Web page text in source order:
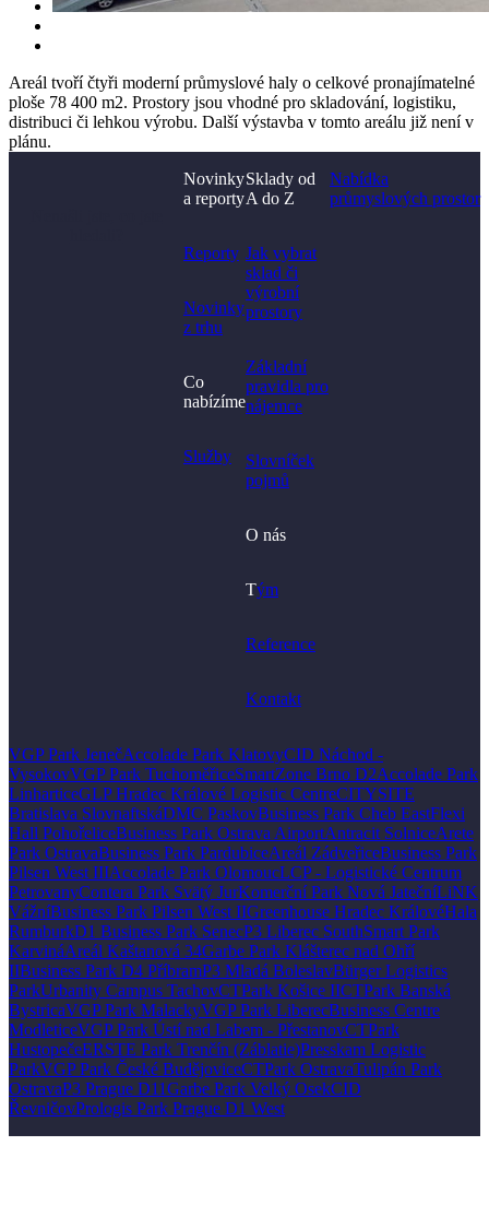
Areál tvoří čtyři moderní průmyslové haly o celkové pronajímatelné
ploše 78 400 m2. Prostory jsou vhodné pro skladování, logistiku,
distribuci či lehkou výrobu. Další výstavba v tomto areálu již není v
plánu.
Novinky
a reporty
Reporty
Novinky
z trhu
Co
nabízíme
Služby
Sklady od
A do Z
Jak vybrat
sklad či
výrobní
prostory​
Základní
pravidla pro
nájemce
Slovníček
pojmů
O nás
Tým
Reference
Kontakt
Nabídka
průmyslových prostor
VGP Park JenečAccolade Park KlatovyCID Náchod -
VysokovVGP Park TuchoměřiceSmartZone Brno D2Accolade Park
LinharticeGLP Hradec Králové Logistic CentreCITYSITE
Bratislava SlovnaftskáDMC PaskovBusiness Park Cheb EastFlexi
Hall PohořeliceBusiness Park Ostrava AirportAntracit SolniceArete
Park OstravaBusiness Park PardubiceAreál ZádveřiceBusiness Park
Pilsen West IIIAccolade Park OlomoucLCP - Logistické Centrum
PetrovanyContera Park Svätý JurKomerční Park Nová JatečníLiNK
VážníBusiness Park Pilsen West IIGreenhouse Hradec KrálovéHala
RumburkD1 Business Park SenecP3 Liberec SouthSmart Park
KarvináAreál Kaštanová 34Garbe Park Klášterec nad Ohří
IIBusiness Park D4 PříbramP3 Mladá BoleslavBürger Logistics
ParkUrbanity Campus TachovCTPark Košice IICTPark Banská
BystricaVGP Park MalackyVGP Park LiberecBusiness Centre
ModleticeVGP Park Ústí nad Labem - PřestanovCTPark
HustopečeERSTE Park Trenčín (Záblatie)Presskam Logistic
ParkVGP Park České BudějoviceCTPark OstravaTulipán Park
OstravaP3 Prague D11Garbe Park Velký OsekCID
ŘevničovPrologis Park Prague D1 West